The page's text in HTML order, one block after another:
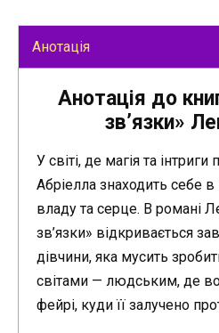
Анотація
Анотація до
зв’язки»
У світі, де магія та
Абріелла знаходить себе в
владу та серце. В романі
зв’язки» відкривається
дівчини, яка мусить
світами — людським, де
фейрі, куди її залучено